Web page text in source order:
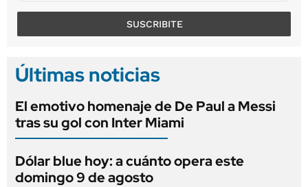
SUSCRIBITE
Últimas noticias
El emotivo homenaje de De Paul a Messi
tras su gol con Inter Miami
Dólar blue hoy: a cuánto opera este
domingo 9 de agosto